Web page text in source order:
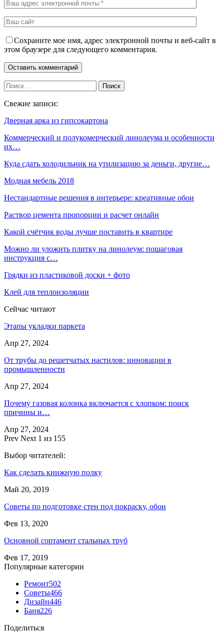
Сохраните мое имя, адрес электронной почты и веб-сайт в
этом браузере для следующего комментария.
Свежие записи:
Дверная арка из гипсокартона
Коммерческий и полукомерческий линолеума и особенности
их…
Куда сдать холодильник на утилизацию за деньги, другие…
Модная мебель 2018
Нестандартные решения в интерьере: креативные обои
Раствор цемента пропорции и расчет онлайн
Какой счётчик воды лучше поставить в квартире
Можно ли уложить плитку на линолеум: пошаговая
инструкция с…
Грядки из пластиковой доски + фото
Клей для теплоизоляции
Сейчас читают
Этапы укладки паркета
Апр 27, 2024
От трубы до решетчатых настилов: инновации в
промышленности
Апр 27, 2024
Почему газовая колонка включается с хлопком: поиск
причины и…
Апр 27, 2024
Prev Next 1 из 155
Выбор читателей:
Как сделать книжную полку
Май 20, 2019
Советы по подготовке стен под покраску, обои
Фев 13, 2020
Основной сортамент стальных труб
Фев 17, 2019
Популярные категории
Ремонт502
Советы466
Дизайн446
Баня226
Поделиться